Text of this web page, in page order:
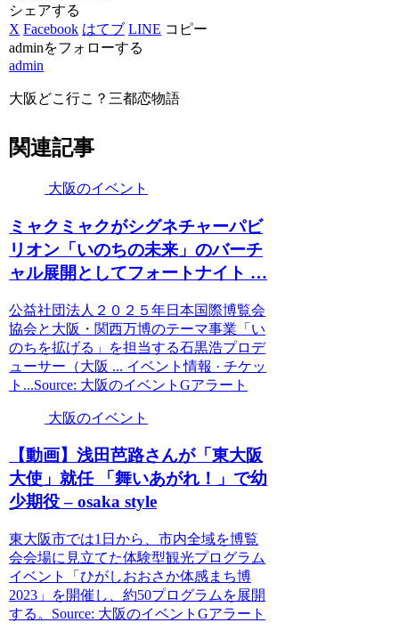
シェアする
X Facebook はてブ LINE コピー
adminをフォローする
admin
大阪どこ行こ？三都恋物語
関連記事
大阪のイベント
ミャクミャクがシグネチャーパビ
リオン「いのちの未来」のバーチ
ャル展開としてフォートナイト …
公益社団法人２０２５年日本国際博覧会
協会と大阪・関西万博のテーマ事業「い
のちを拡げる」を担当する石黒浩プロデ
ューサー（大阪 ... イベント情報 · チケッ
ト...Source: 大阪のイベントGアラート
大阪のイベント
【動画】浅田芭路さんが「東大阪
大使」就任 「舞いあがれ！」で幼
少期役 – osaka style
東大阪市では1日から、市内全域を博覧
会会場に見立てた体験型観光プログラム
イベント「ひがしおおさか体感まち博
2023」を開催し、約50プログラムを展開
する。Source: 大阪のイベントGアラート